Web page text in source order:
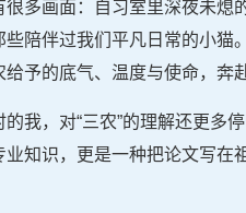
多画面：自习室里深夜未
陪伴过我们平凡日常的小猫
予的底气、温度与使命，奔
我，对“三农”的理解还更多
知识，更是一种把论文写